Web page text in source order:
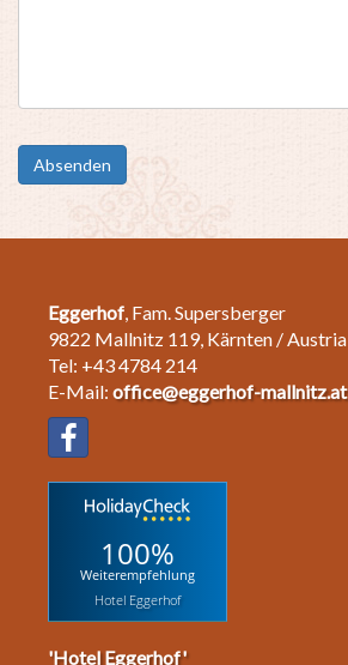
Absenden
Eggerhof, Fam. Supersberger
9822 Mallnitz 119, Kärnten / Austria
Tel: +43 4784 214
E-Mail: office@eggerhof-mallnitz.at
100%
Weiterempfehlung
Hotel Eggerhof
'Hotel Eggerhof'